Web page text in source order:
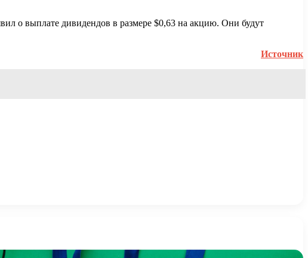
о выплате дивидендов в размере $0,63 на акцию. Они будут
Источник